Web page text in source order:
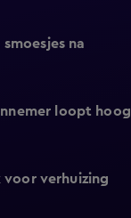
na
loopt hoog
verhuizing